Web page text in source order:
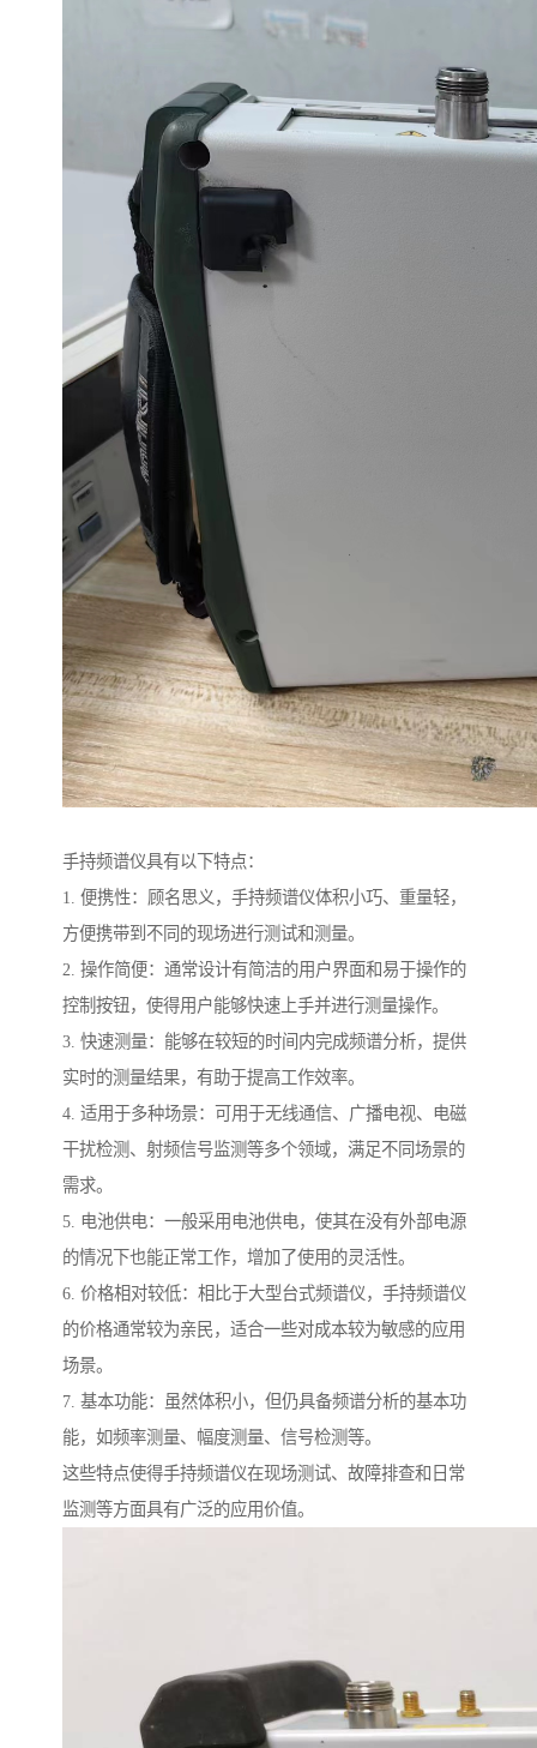
手持频谱仪具有以下特点：
1. 便携性：顾名思义，手持频谱仪体积小巧、重量轻，
方便携带到不同的现场进行测试和测量。
2. 操作简便：通常设计有简洁的用户界面和易于操作的
控制按钮，使得用户能够快速上手并进行测量操作。
3. 快速测量：能够在较短的时间内完成频谱分析，提供
实时的测量结果，有助于提高工作效率。
4. 适用于多种场景：可用于无线通信、广播电视、电磁
干扰检测、射频信号监测等多个领域，满足不同场景的
需求。
5. 电池供电：一般采用电池供电，使其在没有外部电源
的情况下也能正常工作，增加了使用的灵活性。
6. 价格相对较低：相比于大型台式频谱仪，手持频谱仪
的价格通常较为亲民，适合一些对成本较为敏感的应用
场景。
7. 基本功能：虽然体积小，但仍具备频谱分析的基本功
能，如频率测量、幅度测量、信号检测等。
这些特点使得手持频谱仪在现场测试、故障排查和日常
监测等方面具有广泛的应用价值。